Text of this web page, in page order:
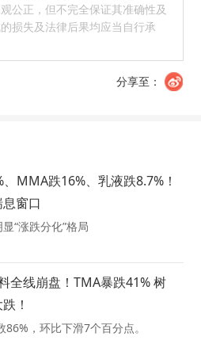
公正，但不完全保证其准确性及
损失及法律后果均应当自行承
分享至：
、MMA跌16%、乳液跌8.7%！
窗口
“涨跌分化”格局
全线崩盘！TMA暴跌41% 树
！
，环比下滑7个百分点。